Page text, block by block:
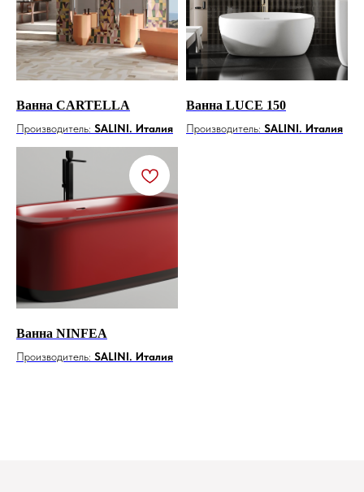
Ванна CARTELLA
Производитель: SALINI. Италия
Ванна LUCE 150
Производитель: SALINI. Италия
Ванна NINFEA
Производитель: SALINI. Италия